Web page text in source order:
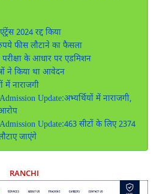
2024 रद्द किया
फीस लौटाने का फैसला
के आधार पर एडमिशन
ने किया था आवेदन
में नाराजगी
Update:अभ्यर्थियों में नाराजगी,
Update:463 सीटों के लिए 2374
जाएंगे
RANCHI